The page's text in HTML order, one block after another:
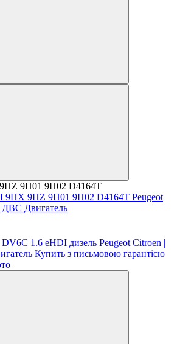
9H01 9H02 D4164T
9HX 9HZ 9H01 9H02 D4164T Peugeot
Двигатель